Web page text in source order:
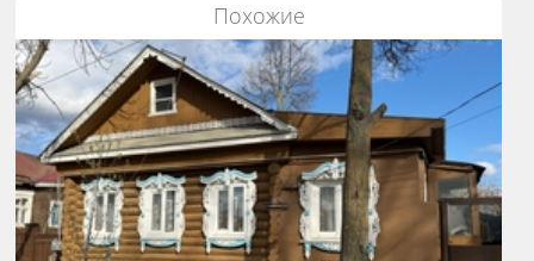
Похожие